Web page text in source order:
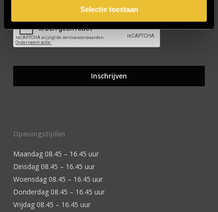
Selectie toestaan
Openingstijden
Maandag 08.45 – 16.45 uur
Dinsdag 08.45 – 16.45 uur
Woensdag 08.45 – 16.45 uur
Donderdag 08.45 – 16.45 uur
Vrijdag 08.45 – 16.45 uur